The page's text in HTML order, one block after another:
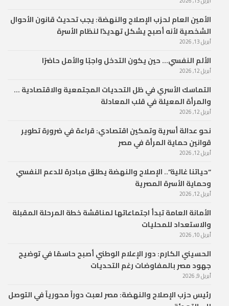
الأمين العام لحزب الإصلاح والنهضة: يجب تحديث قانون الأحوال
الشخصية لأنه أصبح يشكل تهديدًا لنظام الأسرة
أبريل 13, 2026
الألم النفسي… حين يكون التدخل واجبًا والأمل حاضرًا
أبريل 12, 2026
التماسك الأسري في ظل التحديات المجتمعية والاقتصادية …
والمرأة المعيلة في قلب المعادلة
أبريل 12, 2026
نحو عدالة أسرية وتمكين اقتصادي: قراءة في ضرورة تطوير
قوانين حماية المرأة في مصر
أبريل 12, 2026
“حياتنا غالية”.. الإصلاح والنهضة يطلق مبادرة للدعم النفسي
وحماية الأسرة المصرية
أبريل 12, 2026
الأمانة العامة تبدأ اجتماعاتها لمناقشة خطة المرحلة المقبلة
والاستعداد للمحليات
أبريل 10, 2026
الحسيني الكارم: دور الإعلام الوطني أصبح حاسمًا في توضيح
جهود مصر بالمفاوضات رغم التحديات
أبريل 9, 2026
رئيس حزب الإصلاح والنهضة: مصر لعبت دوراً محورياً في التوصل